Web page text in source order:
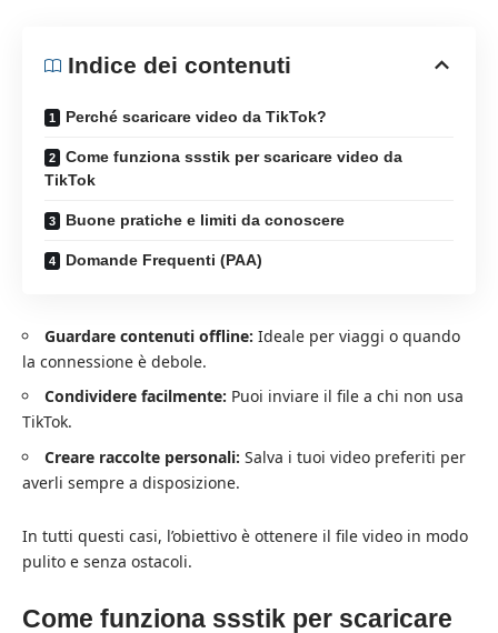
Indice dei contenuti
Perché scaricare video da TikTok?
Come funziona ssstik per scaricare video da
TikTok
Buone pratiche e limiti da conoscere
Domande Frequenti (PAA)
Guardare contenuti offline: Ideale per viaggi o quando
la connessione è debole.
Condividere facilmente: Puoi inviare il file a chi non usa
TikTok.
Creare raccolte personali: Salva i tuoi video preferiti per
averli sempre a disposizione.
In tutti questi casi, l’obiettivo è ottenere il file video in modo
pulito e senza ostacoli.
Come funziona ssstik per scaricare